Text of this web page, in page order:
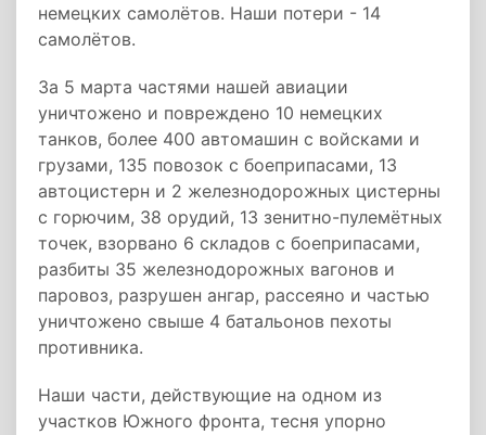
немецких самолётов. Наши потери - 14
самолётов.
За 5 марта частями нашей авиации
уничтожено и повреждено 10 немецких
танков, более 400 автомашин с войсками и
грузами, 135 повозок с боеприпасами, 13
автоцистерн и 2 железнодорожных цистерны
с горючим, 38 орудий, 13 зенитно-пулемётных
точек, взорвано 6 складов с боеприпасами,
разбиты 35 железнодорожных вагонов и
паровоз, разрушен ангар, рассеяно и частью
уничтожено свыше 4 батальонов пехоты
противника.
Наши части, действующие на одном из
участков Южного фронта, тесня упорно